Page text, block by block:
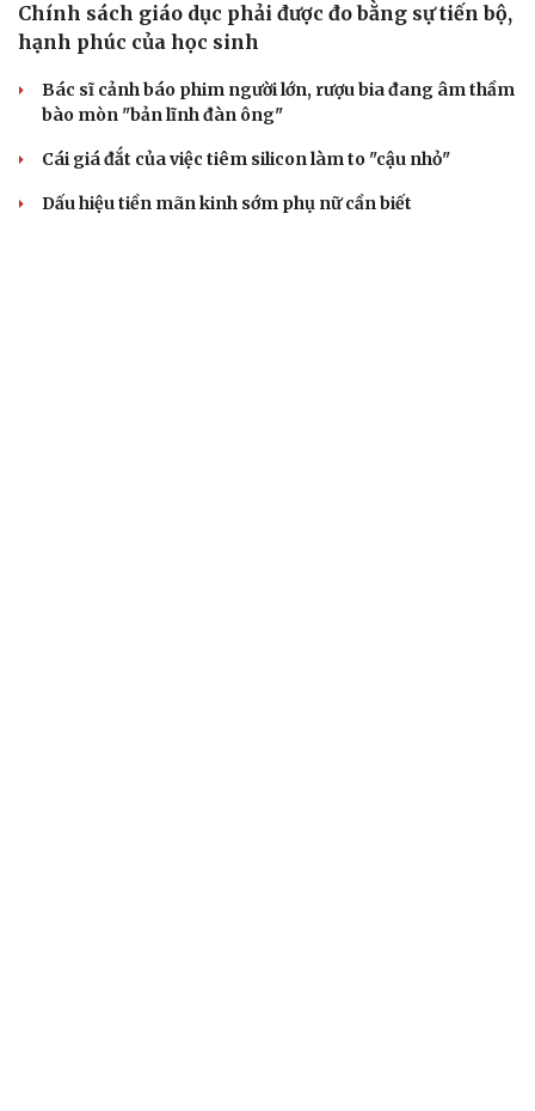
Chính sách giáo dục phải được đo bằng sự tiến bộ,
hạnh phúc của học sinh
Bác sĩ cảnh báo phim người lớn, rượu bia đang âm thầm
bào mòn "bản lĩnh đàn ông"
Cái giá đắt của việc tiêm silicon làm to "cậu nhỏ"
Dấu hiệu tiền mãn kinh sớm phụ nữ cần biết